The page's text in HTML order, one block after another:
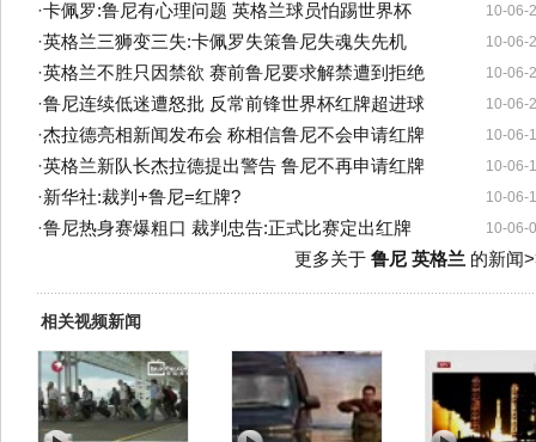
10-06-
·卡佩罗:鲁尼有心理问题 英格兰球员怕踢世界杯
10-06-
·英格兰三狮变三失:卡佩罗失策鲁尼失魂失先机
10-06-
·英格兰不胜只因禁欲 赛前鲁尼要求解禁遭到拒绝
10-06-
·鲁尼连续低迷遭怒批 反常前锋世界杯红牌超进球
10-06-
·杰拉德亮相新闻发布会 称相信鲁尼不会申请红牌
10-06-
·英格兰新队长杰拉德提出警告 鲁尼不再申请红牌
10-06-
·新华社:裁判+鲁尼=红牌?
10-06-
·鲁尼热身赛爆粗口 裁判忠告:正式比赛定出红牌
更多关于 鲁尼 英格兰 的新闻
相关视频新闻